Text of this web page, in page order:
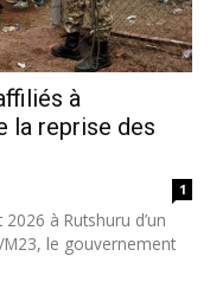
à
la reprise des
1
à Rutshuru d’un
M23, le gouvernement